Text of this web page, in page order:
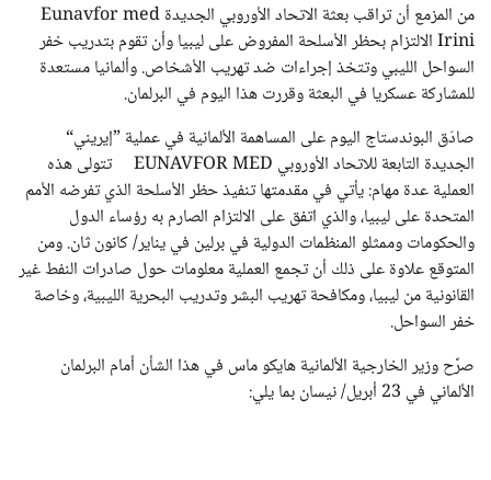
من المزمع أن تراقب بعثة الاتحاد الأوروبي الجديدة Eunavfor med
Irini الالتزام بحظر الأسلحة المفروض على ليبيا وأن تقوم بتدريب خفر
السواحل الليبي وتتخذ إجراءات ضد تهريب الأشخاص. وألمانيا مستعدة
للمشاركة عسكريا في البعثة وقررت هذا اليوم في البرلمان.
صادَق البوندستاج اليوم على المساهمة الألمانية في عملية ”إيريني“
الجديدة التابعة للاتحاد الأوروبي EUNAVFOR MED
تتولى هذه
العملية عدة مهام: يأتي في مقدمتها تنفيذ حظر الأسلحة الذي تفرضه الأمم
المتحدة على ليبيا، والذي اتفق على الالتزام الصارم به رؤساء الدول
والحكومات وممثلو المنظمات الدولية في برلين في يناير/ كانون ثان. ومن
المتوقع علاوة على ذلك أن تجمع العملية معلومات حول صادرات النفط غير
القانونية من ليبيا، ومكافحة تهريب البشر وتدريب البحرية الليبية، وخاصة
خفر السواحل.
صرَّح وزير الخارجية الألمانية هايكو ماس في هذا الشأن أمام البرلمان
الألماني في 23 أبريل/ نيسان بما يلي: